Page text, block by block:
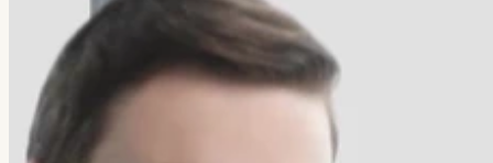
Написать→
← Все кейсы